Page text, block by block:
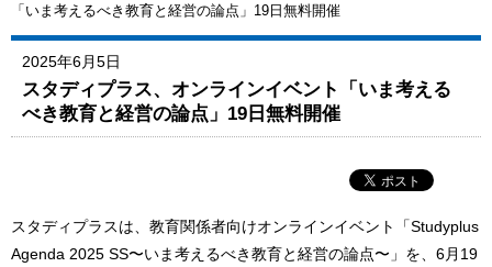
「いま考えるべき教育と経営の論点」19日無料開催
2025年6月5日
スタディプラス、オンラインイベント「いま考える
べき教育と経営の論点」19日無料開催
スタディプラスは、教育関係者向けオンラインイベント「Studyplus
Agenda 2025 SS〜いま考えるべき教育と経営の論点〜」を、6月19